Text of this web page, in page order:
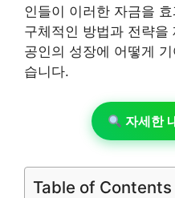
인들이 이러한 자금을
구체적인 방법과 전략
공인의 성장에 어떻게
습니다.
자세한
Table of Contents